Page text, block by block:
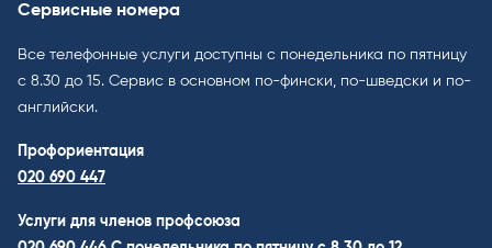
Сервисные номера
Все телефонные услуги доступны с понедельника по пятницу
с 8.30 до 15. Cервис в основном по-фински, по-шведски и по-
английски.
Профориентация
020 690 447
Услуги для членов профсоюза